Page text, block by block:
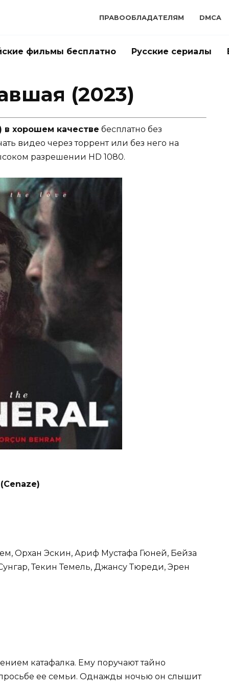
ПРАВООБЛАДАТЕЛЯМ DMCA
фильмы бесплатно Русские сериалы
(2023)
в хорошем качестве бесплатно без
видео через торрент или без него на
разрешении HD 1080.
Орхан Эскин, Ариф Мустафа Гюней, Бейза
Текин Темель, Джансу Тюреди, Эрен
катафалка. Ему поручают тайно
ее семьи. Однажды ночью он слышит